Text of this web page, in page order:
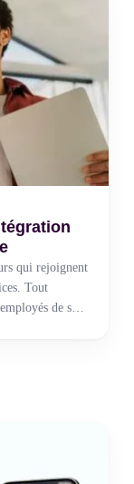
leur niveau
qui rejoignent
Tout
de se
entre
vos salariés.